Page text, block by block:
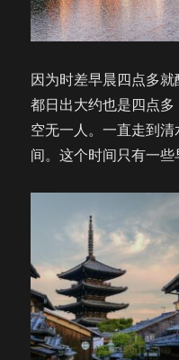
因为时差早晨四点多
都日出大约也是四点
空无一人。一直走到
间。这个时间只有一些